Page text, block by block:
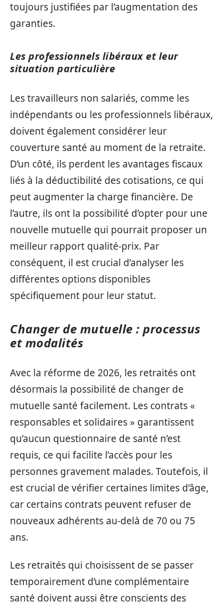
toujours justifiées par l’augmentation des
garanties.
Les professionnels libéraux et leur
situation particulière
Les travailleurs non salariés, comme les
indépendants ou les professionnels libéraux,
doivent également considérer leur
couverture santé au moment de la retraite.
D’un côté, ils perdent les avantages fiscaux
liés à la déductibilité des cotisations, ce qui
peut augmenter la charge financière. De
l’autre, ils ont la possibilité d’opter pour une
nouvelle mutuelle qui pourrait proposer un
meilleur rapport qualité-prix. Par
conséquent, il est crucial d’analyser les
différentes options disponibles
spécifiquement pour leur statut.
Changer de mutuelle : processus
et modalités
Avec la réforme de 2026, les retraités ont
désormais la possibilité de changer de
mutuelle santé facilement. Les contrats «
responsables et solidaires » garantissent
qu’aucun questionnaire de santé n’est
requis, ce qui facilite l’accès pour les
personnes gravement malades. Toutefois, il
est crucial de vérifier certaines limites d’âge,
car certains contrats peuvent refuser de
nouveaux adhérents au-delà de 70 ou 75
ans.
Les retraités qui choisissent de se passer
temporairement d’une complémentaire
santé doivent aussi être conscients des